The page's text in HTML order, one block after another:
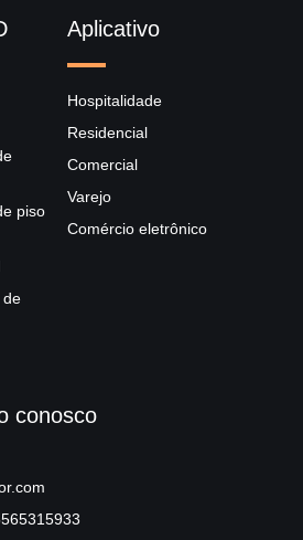
piso
de
Aplicativo
Hospitalidade
Residencial
Comercial
Varejo
Comércio eletrônico
conosco